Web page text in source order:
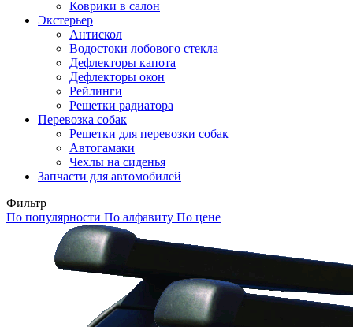
Коврики в салон
Экстерьер
Антискол
Водостоки лобового стекла
Дефлекторы капота
Дефлекторы окон
Рейлинги
Решетки радиатора
Перевозка собак
Решетки для перевозки собак
Автогамаки
Чехлы на сиденья
Запчасти для автомобилей
Фильтр
По популярности По алфавиту По цене